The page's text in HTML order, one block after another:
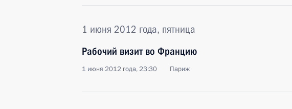
1 июня 2012 года, пятница
Рабочий визит во Францию
1 июня 2012 года, 23:30 Париж